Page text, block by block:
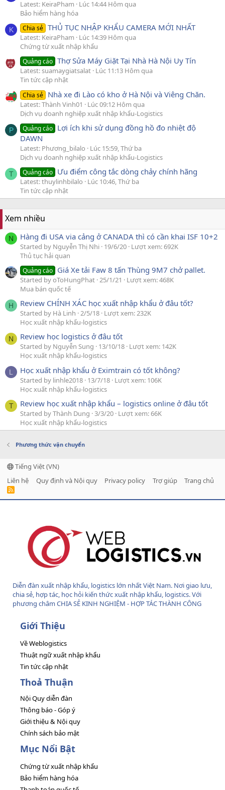
Latest: KeiraPham
Lúc 14:44 Hôm qua
Bảo hiểm hàng hóa
K Chia sẻ THỦ TỤC NHẬP KHẨU CAMERA MỚI NHẤT
Latest: KeiraPham
Lúc 14:39 Hôm qua
Chứng từ xuất nhập khẩu
Quảng cáo Thợ Sửa Máy Giặt Tại Nhà Hà Nội Uy Tín
Latest: suamaygiatsalat Lúc 11:13 Hôm qua
Tin tức cập nhật
Chia sẻ Nhà xe đi Lào có kho ở Hà Nội và Viêng Chăn.
Latest: Thành Vinh01
Lúc 09:12 Hôm qua
Dịch vụ doanh nghiệp xuất nhập khẩu-Logistics
P Quảng cáo Lợi ích khi sử dụng đồng hồ đo nhiệt độ
DAWN
Latest: Phương_bilalo
Lúc 15:59, Thứ ba
Dịch vụ doanh nghiệp xuất nhập khẩu-Logistics
T Quảng cáo Ưu điểm công tắc dòng chảy chính hãng
Latest: thuylinhbilalo
Lúc 10:46, Thứ ba
Tin tức cập nhật
Xem nhiều
N Hàng đi USA via cảng ở CANADA thì có cần khai ISF 10+2
Started by Nguyễn Thị Nhi 19/6/20 Lượt xem: 692K
Thủ tục hải quan
Quảng cáo Giá Xe tải Faw 8 tấn Thùng 9M7 chở pallet.
Started by oToHungPhat 25/1/21
Lượt xem: 468K
Mua bán quốc tế
H Review CHÍNH XÁC học xuất nhập khẩu ở đâu tốt?
Started by Hà Linh 2/5/18 Lượt xem: 232K
Học xuất nhập khẩu-logistics
N Review học logistics ở đâu tốt
Started by Nguyễn Sung 13/10/18 Lượt xem: 142K
Học xuất nhập khẩu-logistics
L Học xuất nhập khẩu ở Eximtrain có tốt không?
Started by linhle2018 13/7/18 Lượt xem: 106K
Học xuất nhập khẩu-logistics
T Review học xuất nhập khẩu – logistics online ở đâu tốt
Started by Thành Dung 3/3/20 Lượt xem: 66K
Học xuất nhập khẩu-logistics
Phương thức vận chuyển
Tiếng Việt (VN)
Liên hệ
Quy định và Nội quy Privacy policy Trợ giúp Trang chủ
R
Diễn đàn xuất nhập khẩu, logistics lớn nhất Việt Nam. Nơi giao lưu,
chia sẻ, hợp tác, học hỏi kiến thức xuất nhập khẩu, logistics. Với
phương châm CHIA SẺ KINH NGHIỆM - HỢP TÁC THÀNH CÔNG
Giới Thiệu
Về Weblogistics
Thuật ngữ xuất nhập khẩu
Tin tức cập nhật
Thoả Thuận
Nội Quy diễn đàn
Thông báo - Góp ý
Giới thiệu & Nội quy
Chính sách bảo mật
Mục Nổi Bật
Chứng từ xuất nhập khẩu
Bảo hiểm hàng hóa